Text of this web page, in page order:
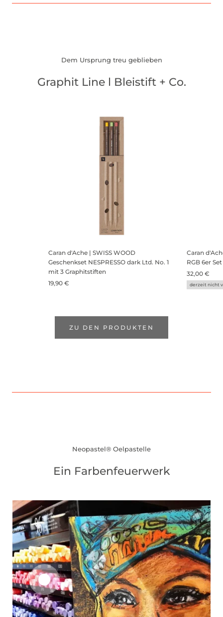
Dem Ursprung treu geblieben
Graphit Line l Bleistift + Co.
Caran d'Ache | SWISS WOOD
Geschenkset NESPRESSO dark Ltd. No. 1
mit 3 Graphitstiften
19,90 €
Caran
RGB 6er Set
32,00 €
derzeit nicht
ZU DEN PRODUKTEN
Neopastel® Oelpastelle
Ein Farbenfeuerwerk